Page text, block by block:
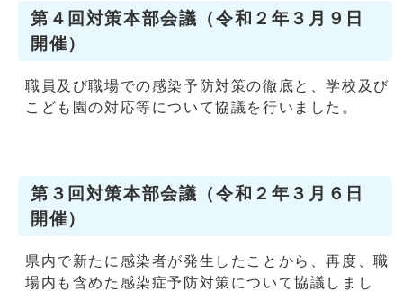
第４回対策本部会議（令和２年３月９日
開催）
職員及び職場での感染予防対策の徹底と、学校及び
こども園の対応等について協議を行いました。
第３回対策本部会議（令和２年３月６日
開催）
県内で新たに感染者が発生したことから、再度、職
場内も含めた感染症予防対策について協議しまし